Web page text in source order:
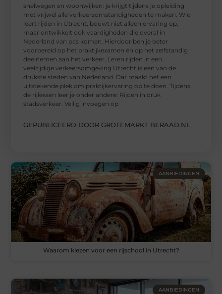
snelwegen en woonwijken: je krijgt tijdens je opleiding
met vrijwel alle verkeersomstandigheden te maken. Wie
leert rijden in Utrecht, bouwt niet alleen ervaring op,
maar ontwikkelt ook vaardigheden die overal in
Nederland van pas komen. Hierdoor ben je beter
voorbereid op het praktijkexamen én op het zelfstandig
deelnemen aan het verkeer. Leren rijden in een
veelzijdige verkeersomgeving Utrecht is een van de
drukste steden van Nederland. Dat maakt het een
uitstekende plek om praktijkervaring op te doen. Tijdens
de rijlessen leer je onder andere: Rijden in druk
stadsverkeer. Veilig invoegen op
GEPUBLICEERD DOOR GROTEMARKT BERAAD.NL
AANBIEDINGEN
Waarom kiezen voor een rijschool in Utrecht?
AANBIEDINGEN